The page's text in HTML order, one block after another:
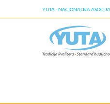
YUTA - NACIONALNA